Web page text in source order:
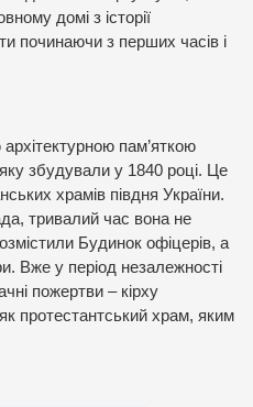
домі з історії
починаючи з перших часів і
пам’яткою
збудували у 1840 році. Це
храмів півдня України.
тривалий час вона не
Будинок офіцерів, а
Вже у період незалежності
пожертви – кірху
протестантський храм, яким